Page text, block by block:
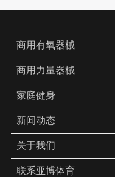
商用有氧器械
商用力量器械
家庭健身
新闻动态
关于我们
联系亚博体育